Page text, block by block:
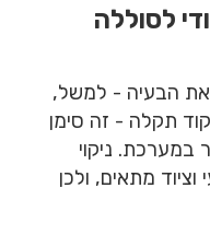
לסוללה
את הבעיה - למשל,
תקלה - זה סימן
במערכת. ניקוי
מתאים, ולכן